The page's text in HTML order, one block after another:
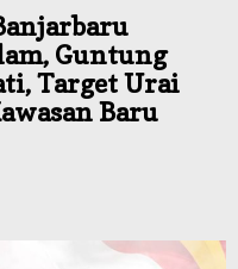
Guntung
Target Urai
Baru
Panjat Tebing,